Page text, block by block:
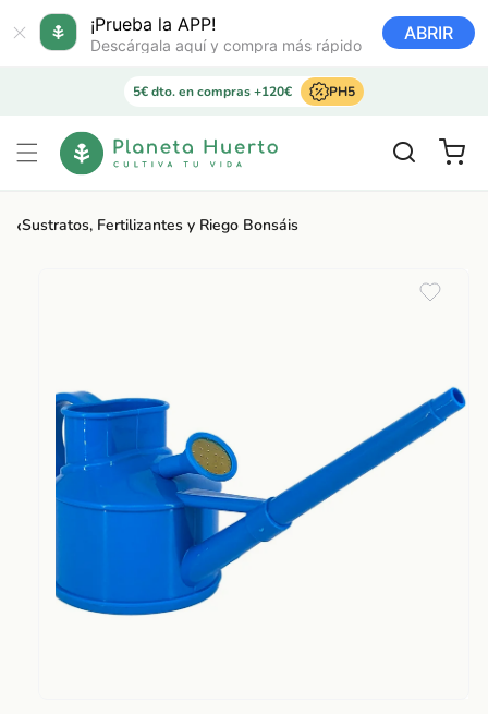
¡Prueba la APP!
Descárgala aquí y compra más rápido
ABRIR
directamente
al contenido
5€ dto. en compras +120€ PH5
Carrito
‹Sustratos, Fertilizantes y Riego Bonsáis